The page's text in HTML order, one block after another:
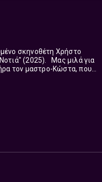
σκηνοθέτη Χρήστο
Μας μιλά για
τον μαστρο-Κώστα, που